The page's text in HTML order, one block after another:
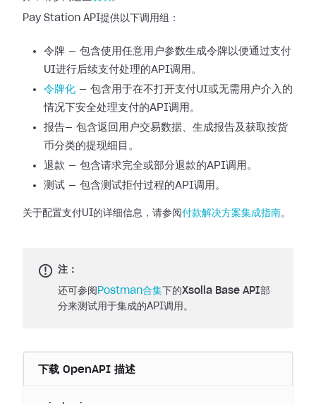
Pay Station API提供以下调用组：
令牌 — 包含使用任意用户参数生成令牌以便通过支付
UI进行后续支付处理的API调用。
令牌化 — 包含用于在不打开支付UI或无需用户介入的
情况下安全处理支付的API调用。
报告— 包含返回用户交易数据、生成报告及获取按货
币分类的提现细目。
退款 — 包含请求完全或部分退款的API调用。
测试 — 包含测试拒付过程的API调用。
关于配置支付UI的详细信息，请参阅 付款解决方案集成指南。
注：
还可参阅 Postman合集 下的Xsolla Base API部
分来测试用于集成的API调用。
下载 OpenAPI 描述